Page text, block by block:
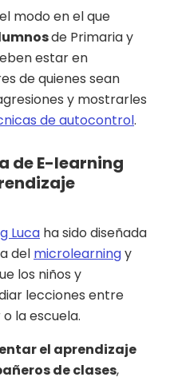
modo en el que
de Primaria y
estar en
de quienes sean
y mostrarles
de autocontrol.
de E-learning
Luca ha sido diseñada
del microlearningy
los niños y
lecciones entre
la escuela.
el aprendizaje
de clases,